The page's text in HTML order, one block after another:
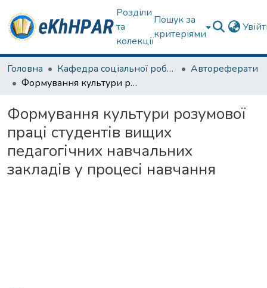
Розділи
та
колекції
Пошук за
критеріями
Головна Кафедра соціальної роботи
Автореферати
Формування культури розумової праці студентів вищих педагогічних навчальних закладів у процесі навчання
Формування культури розумової
праці студентів вищих
педагогічних навчальних
закладів у процесі навчання